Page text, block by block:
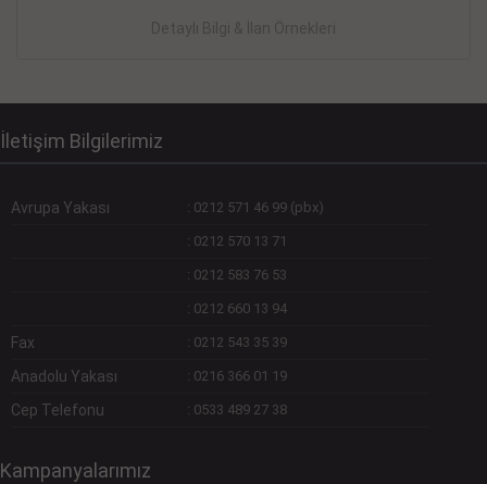
Detaylı Bilgi & İlan Örnekleri
İletişim Bilgilerimiz
Avrupa Yakası : 0212 571 46 99 (pbx)
: 0212 570 13 71
: 0212 583 76 53
: 0212 660 13 94
Fax : 0212 543 35 39
Anadolu Yakası : 0216 366 01 19
Cep Telefonu : 0533 489 27 38
Kampanyalarımız
Devamını Gör